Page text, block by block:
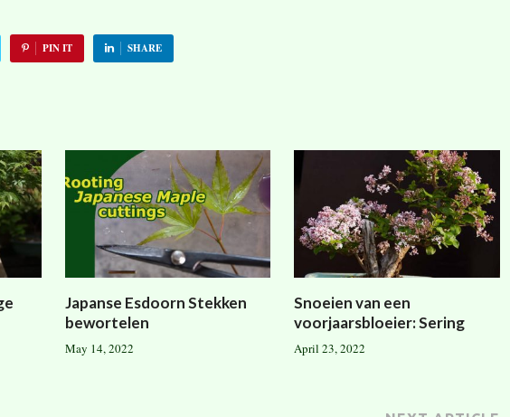
PIN IT SHARE
Japanse Esdoorn Stekken
bewortelen
May 14, 2022
Snoeien van een
voorjaarsbloeier: Sering
April 23, 2022